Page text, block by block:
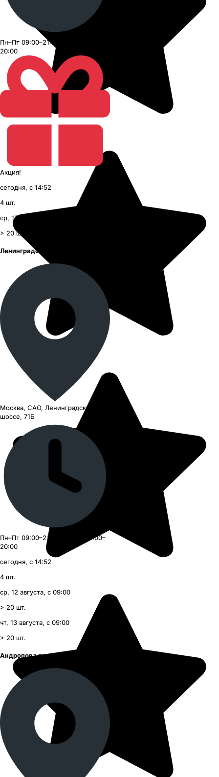
Пн–Пт 09:00–21:00, Сб–Вс 09:00–
20:00
Акция!
сегодня, с 14:52
4 шт.
ср, 12 августа, с 09:00
> 20шт.
Ленинградское шоссе
Москва, САО, Ленинградское
шоссе, 71Б
Пн–Пт 09:00–21:00, Сб–Вс 09:00–
20:00
сегодня, с 14:52
4 шт.
ср, 12 августа, с 09:00
> 20 шт.
чт, 13 августа, с 09:00
> 20 шт.
Андропова проспект